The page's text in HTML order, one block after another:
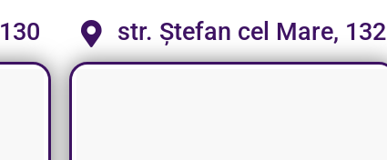
str. Ștefan cel Mare, 132